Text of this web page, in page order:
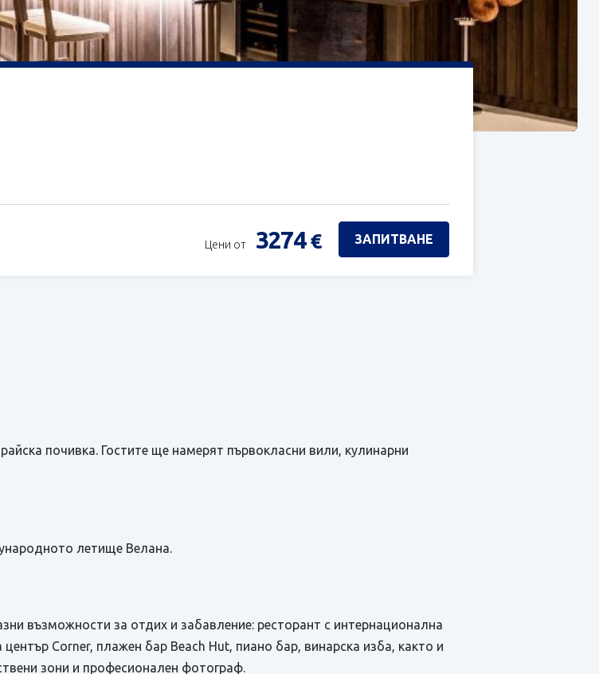
Цени от 3274 € ЗАПИТВАНЕ
почивка. Гостите ще намерят първокласни вили, кулинарни
летище Велана.
възможности за отдих и забавление: ресторант с интернационална
Corner, плажен бар Beach Hut, пиано бар, винарска изба, както и
зони и професионален фотограф.